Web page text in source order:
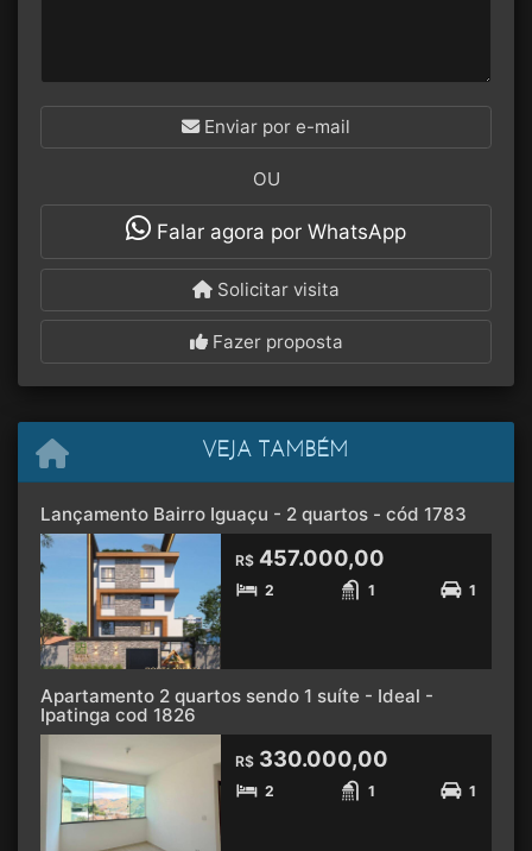
Enviar por e-mail
OU
Falar agora por WhatsApp
Solicitar visita
Fazer proposta
VEJA TAMBÉM
Lançamento Bairro Iguaçu - 2 quartos - cód 1783
R$ 457.000,00
2 1 1
Apartamento 2 quartos sendo 1 suíte - Ideal -
Ipatinga cod 1826
R$ 330.000,00
2 1 1